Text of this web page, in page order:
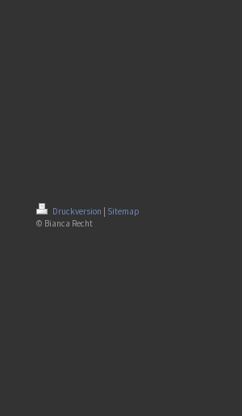
Druckversion | Sitemap
© Bianca Recht